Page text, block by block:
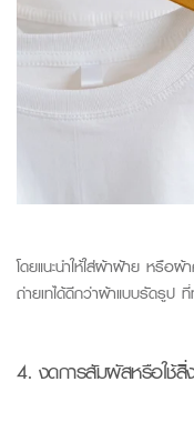
โดยแนะนำให้ใส่ผ้าฝ้าย หรือ
ถ่ายเทได้ดีกว่าผ้าแบบรัดรูป ที่
4. งดการสัมผัสหรือใช้สิ่